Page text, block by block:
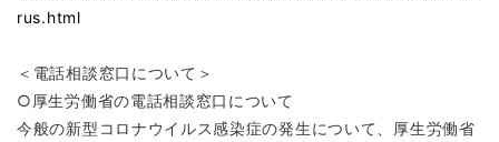
rus.html
＜電話相談窓口について＞
○厚生労働省の電話相談窓口について
今般の新型コロナウイルス感染症の発生について、厚生労働省